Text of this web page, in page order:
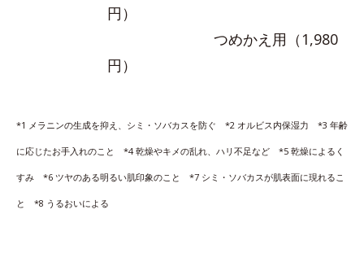
円）
つめかえ用（1,980
円）
*1 メラニンの生成を抑え、シミ・ソバカスを防ぐ *2 オルビス内保湿力 *3 年齢
に応じたお手入れのこと *4 乾燥やキメの乱れ、ハリ不足など *5 乾燥によるく
すみ *6 ツヤのある明るい肌印象のこと *7 シミ・ソバカスが肌表面に現れるこ
と *8 うるおいによる